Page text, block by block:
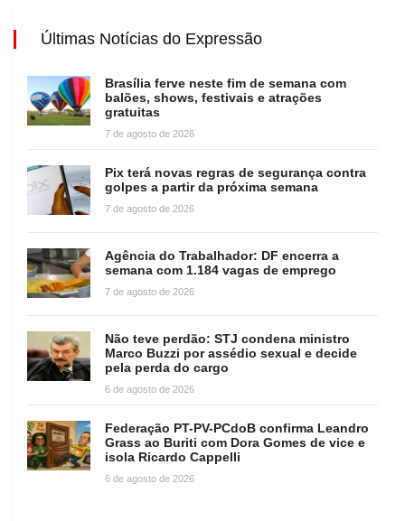
Últimas Notícias do Expressão
Brasília ferve neste fim de semana com
balões, shows, festivais e atrações
gratuitas
7 de agosto de 2026
Pix terá novas regras de segurança contra
golpes a partir da próxima semana
7 de agosto de 2026
Agência do Trabalhador: DF encerra a
semana com 1.184 vagas de emprego
7 de agosto de 2026
Não teve perdão: STJ condena ministro
Marco Buzzi por assédio sexual e decide
pela perda do cargo
6 de agosto de 2026
Federação PT-PV-PCdoB confirma Leandro
Grass ao Buriti com Dora Gomes de vice e
isola Ricardo Cappelli
6 de agosto de 2026